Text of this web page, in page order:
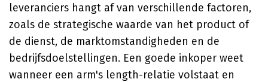
leveranciers hangt af van verschillende factoren,
zoals de strategische waarde van het product of
de dienst, de marktomstandigheden en de
bedrijfsdoelstellingen. Een goede inkoper weet
wanneer een arm's length-relatie volstaat en